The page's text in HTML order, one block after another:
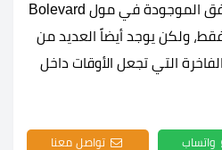
ولم تقتصر الخدمات والمرافق الموجودة في مول Bolevard
ولكن يوجد أيضاً العديد من
التي تجعل الأوقات داخل
واتساب تواصل معنا